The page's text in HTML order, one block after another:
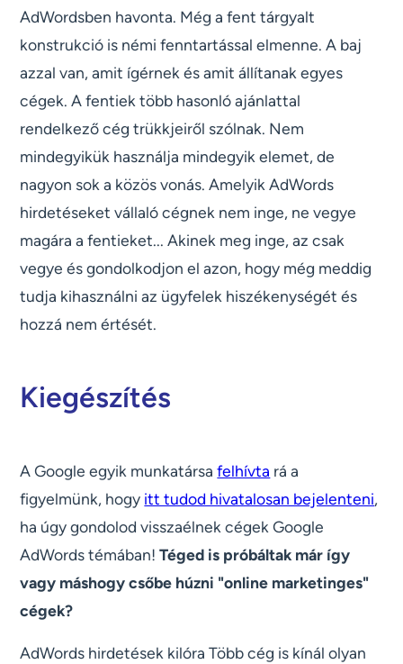
AdWordsben havonta. Még a fent tárgyalt
konstrukció is némi fenntartással elmenne. A baj
azzal van, amit ígérnek és amit állítanak egyes
cégek. A fentiek több hasonló ajánlattal
rendelkező cég trükkjeiről szólnak. Nem
mindegyikük használja mindegyik elemet, de
nagyon sok a közös vonás. Amelyik AdWords
hirdetéseket vállaló cégnek nem inge, ne vegye
magára a fentieket... Akinek meg inge, az csak
vegye és gondolkodjon el azon, hogy még meddig
tudja kihasználni az ügyfelek hiszékenységét és
hozzá nem értését.
Kiegészítés
A Google egyik munkatársafelhívta rá a
figyelmünk, hogy itt tudod hivatalosan bejelenteni,
ha úgy gondolod visszaélnek cégek Google
AdWords témában!Téged is próbáltak már így
vagy máshogy csőbe húzni "online marketinges"
cégek?
AdWords hirdetések kilóra Több cég is kínál olyan